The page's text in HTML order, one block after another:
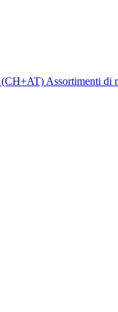
Assortimenti di